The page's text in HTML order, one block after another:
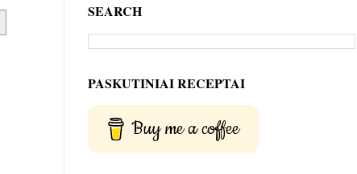
SEARCH
PASKUTINIAI RECEPTAI
Buy me a coffee